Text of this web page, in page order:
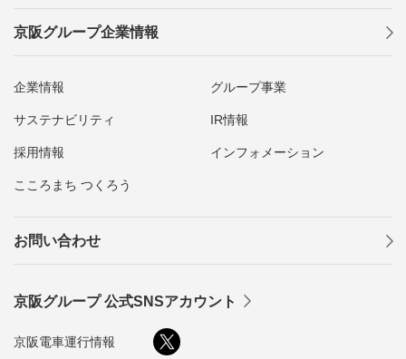
京阪グループ企業情報
企業情報 グループ事業
サステナビリティ IR情報
採用情報 インフォメーション
こころまち つくろう
お問い合わせ
京阪グループ 公式SNSアカウント
京阪電車運行情報